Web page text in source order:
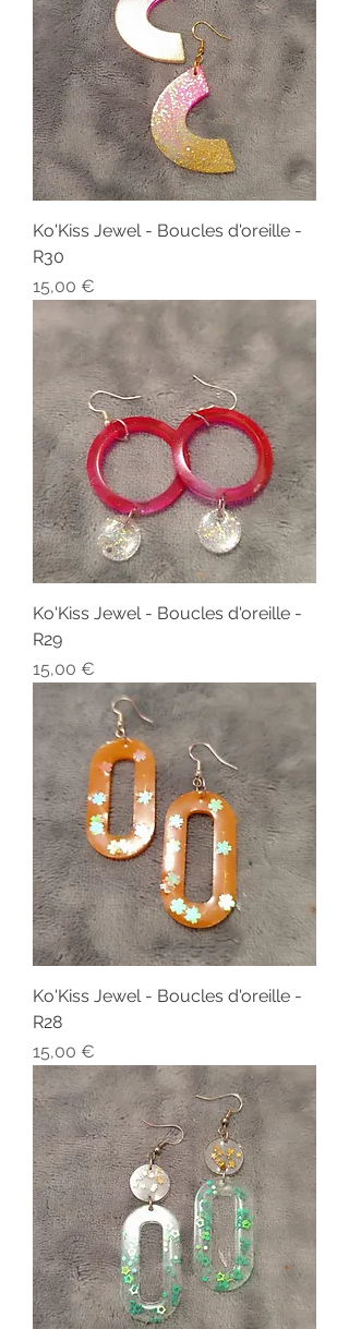
Ko'Kiss Jewel - Boucles d'oreille -
R30
Prix
15,00 €
Ko'Kiss Jewel - Boucles d'oreille -
R29
Prix
15,00 €
Ko'Kiss Jewel - Boucles d'oreille -
R28
Prix
15,00 €